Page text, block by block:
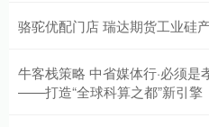
骆驼优配门店 瑞达期货工业硅
牛客栈策略 中省媒体行·必须
——打造“全球科算之都”新引擎